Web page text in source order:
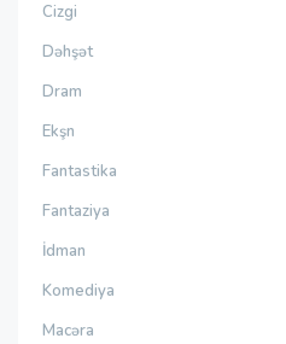
Cizgi
Dəhşət
Dram
Ekşn
Fantastika
Fantaziya
İdman
Komediya
Macəra